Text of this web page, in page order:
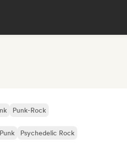
Punk-Rock
Psychedelic Rock